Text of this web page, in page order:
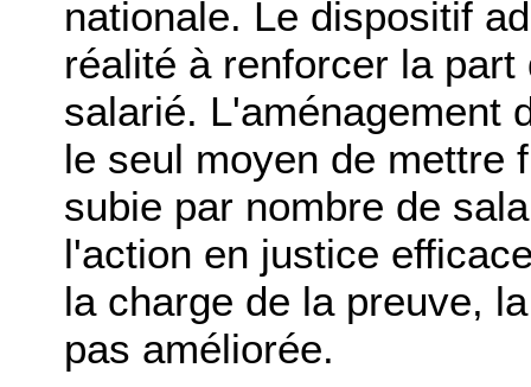
nationale. Le dispositif
réalité à renforcer la
salarié. L'aménagement
le seul moyen de mettre
subie par nombre de
l'action en justice
la charge de la preuve,
pas améliorée.